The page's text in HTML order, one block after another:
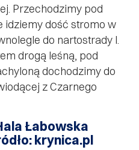
Przechodzimy pod
idziemy dość stromo w
do nartostrady I.
drogą leśną, pod
dochodzimy do
z Czarnego
Łabowska
krynica.pl